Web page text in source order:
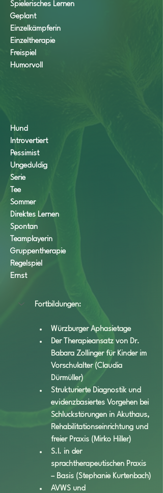
Spielerisches Lernen
Geplant
Einzelkämpferin
Einzeltherapie
Freispiel
Humorvoll
Hund
Introvertiert
Pessimist
Ungeduldig
Serie
Tee
Sommer
Direktes Lernen
Spontan
Teamplayerin
Gruppentherapie
Regelspiel
Ernst
Fortbildungen:
Würzburger Aphasietage
Der Therapieansatz von Dr.
Babara Zollinger für Kinder im
Vorschulalter (Claudia
Dürmüller)
Strukturierte Diagnostik und
evidenzbasiertes Vorgehen bei
Schluckstörungen in Akuthaus,
Rehabilitationseinrichtung und
freier Praxis (Mirko Hiller)
S.I. in der
sprachtherapeutischen Praxis
– Basis (Stephanie Kurtenbach)
AVWS und